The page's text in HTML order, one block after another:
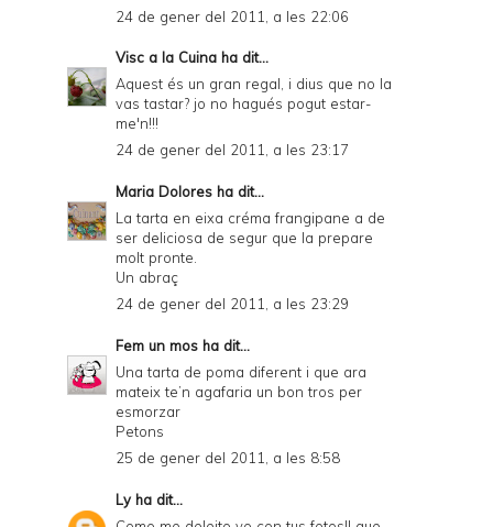
24 de gener del 2011, a les 22:06
Visc a la Cuina ha dit...
Aquest és un gran regal, i dius que no la
vas tastar? jo no hagués pogut estar-
me'n!!!
24 de gener del 2011, a les 23:17
Maria Dolores ha dit...
La tarta en eixa créma frangipane a de
ser deliciosa de segur que la prepare
molt pronte.
Un abraç
24 de gener del 2011, a les 23:29
Fem un mos ha dit...
Una tarta de poma diferent i que ara
mateix te’n agafaria un bon tros per
esmorzar
Petons
25 de gener del 2011, a les 8:58
Lyha dit...